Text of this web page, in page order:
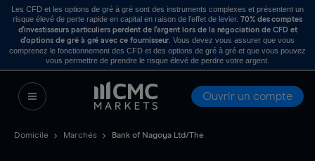
Les CFD et les options de gré à gré sont des instruments complexes et présentent un
risque élevé de perte rapide en capital en raison de l’effet de levier. 70% des comptes
d’investisseurs particuliers perdent de l’argent lors de la négociation de CFD et
d’options de gré à gré avec ce fournisseur . Vous devez vous assurer que vous
comprenez le fonctionnement des CFD et des options de gré à gré et que vous pouvez
vous permettre de prendre le risque élevé de perdre votre argent.
Ouvrir un compte
Domicile Marchés Bank of Nagoya Ltd/The